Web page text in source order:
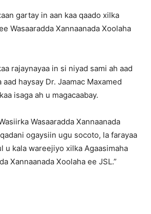
gartay in aan kaa qaado xilka
Wasaaradda Xannaanada Xoolaha
rajaynayaa in si niyad sami ah aad
haysay Dr. Jaamac Maxamed
isaga ah u magacaabay.
Wasaaradda Xannaanada
ogaysiin ugu socoto, la farayaa
u kala wareejiyo xilka Agaasimaha
Xannaanada Xoolaha ee JSL.”